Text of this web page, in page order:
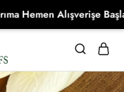
Alışverişe Başla!